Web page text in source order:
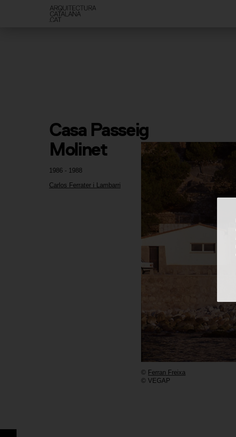
1986 - 1988
Carlos Ferrater i Lambarri
Casa Passeig
Molinet
© Ferran Freixa
© VEGAP